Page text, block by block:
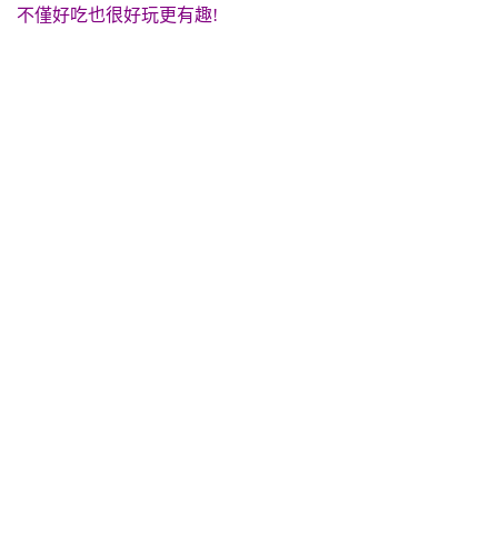
不僅好吃也很好玩更有趣!